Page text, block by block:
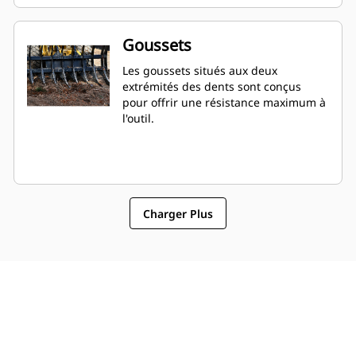
Goussets
Les goussets situés aux deux
extrémités des dents sont conçus
pour offrir une résistance maximum à
l'outil.
Charger Plus